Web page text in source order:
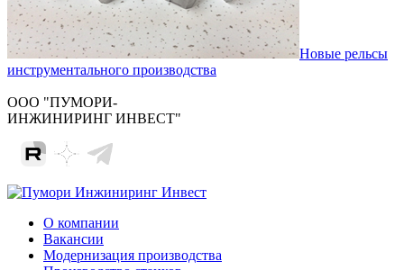
Новые рельсы
инструментального производства
ООО "ПУМОРИ-
ИНЖИНИРИНГ ИНВЕСТ"
О компании
Вакансии
Модернизация производства